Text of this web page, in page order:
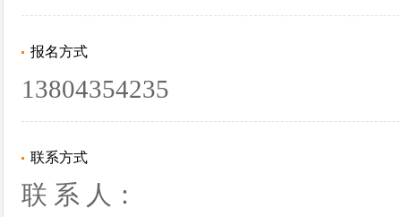
报名方式
13804354235
联系方式
联 系 人：